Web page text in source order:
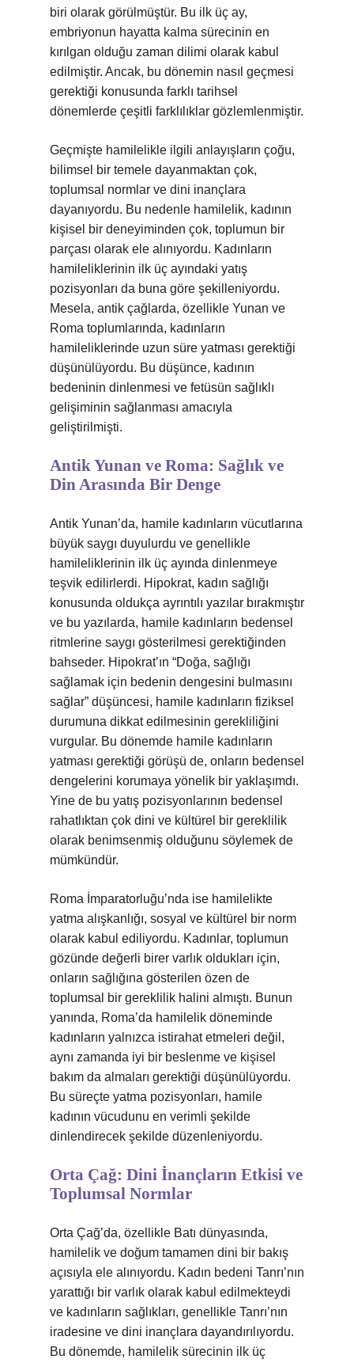
biri olarak görülmüştür. Bu ilk üç ay,
embriyonun hayatta kalma sürecinin en
kırılgan olduğu zaman dilimi olarak kabul
edilmiştir. Ancak, bu dönemin nasıl geçmesi
gerektiği konusunda farklı tarihsel
dönemlerde çeşitli farklılıklar gözlemlenmiştir.
Geçmişte hamilelikle ilgili anlayışların çoğu,
bilimsel bir temele dayanmaktan çok,
toplumsal normlar ve dini inançlara
dayanıyordu. Bu nedenle hamilelik, kadının
kişisel bir deneyiminden çok, toplumun bir
parçası olarak ele alınıyordu. Kadınların
hamileliklerinin ilk üç ayındaki yatış
pozisyonları da buna göre şekilleniyordu.
Mesela, antik çağlarda, özellikle Yunan ve
Roma toplumlarında, kadınların
hamileliklerinde uzun süre yatması gerektiği
düşünülüyordu. Bu düşünce, kadının
bedeninin dinlenmesi ve fetüsün sağlıklı
gelişiminin sağlanması amacıyla
geliştirilmişti.
Antik Yunan ve Roma: Sağlık ve
Din Arasında Bir Denge
Antik Yunan’da, hamile kadınların vücutlarına
büyük saygı duyulurdu ve genellikle
hamileliklerinin ilk üç ayında dinlenmeye
teşvik edilirlerdi. Hipokrat, kadın sağlığı
konusunda oldukça ayrıntılı yazılar bırakmıştır
ve bu yazılarda, hamile kadınların bedensel
ritmlerine saygı gösterilmesi gerektiğinden
bahseder. Hipokrat’ın “Doğa, sağlığı
sağlamak için bedenin dengesini bulmasını
sağlar” düşüncesi, hamile kadınların fiziksel
durumuna dikkat edilmesinin gerekliliğini
vurgular. Bu dönemde hamile kadınların
yatması gerektiği görüşü de, onların bedensel
dengelerini korumaya yönelik bir yaklaşımdı.
Yine de bu yatış pozisyonlarının bedensel
rahatlıktan çok dini ve kültürel bir gereklilik
olarak benimsenmiş olduğunu söylemek de
mümkündür.
Roma İmparatorluğu’nda ise hamilelikte
yatma alışkanlığı, sosyal ve kültürel bir norm
olarak kabul ediliyordu. Kadınlar, toplumun
gözünde değerli birer varlık oldukları için,
onların sağlığına gösterilen özen de
toplumsal bir gereklilik halini almıştı. Bunun
yanında, Roma’da hamilelik döneminde
kadınların yalnızca istirahat etmeleri değil,
aynı zamanda iyi bir beslenme ve kişisel
bakım da almaları gerektiği düşünülüyordu.
Bu süreçte yatma pozisyonları, hamile
kadının vücudunu en verimli şekilde
dinlendirecek şekilde düzenleniyordu.
Orta Çağ: Dini İnançların Etkisi ve
Toplumsal Normlar
Orta Çağ’da, özellikle Batı dünyasında,
hamilelik ve doğum tamamen dini bir bakış
açısıyla ele alınıyordu. Kadın bedeni Tanrı’nın
yarattığı bir varlık olarak kabul edilmekteydi
ve kadınların sağlıkları, genellikle Tanrı’nın
iradesine ve dini inançlara dayandırılıyordu.
Bu dönemde, hamilelik sürecinin ilk üç